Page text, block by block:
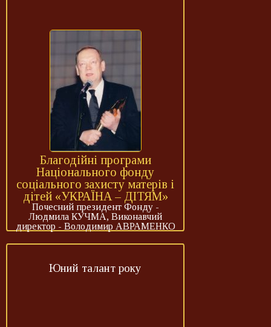
Благодійні програми
Національного фонду
соціального захисту матерів і
дітей «УКРАЇНА – ДІТЯМ»
Почесний президент Фонду -
Людмила КУЧМА, Виконавчий
директор - Володимир АВРАМЕНКО
Юний талант року